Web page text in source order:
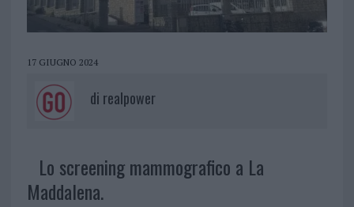
17 GIUGNO 2024
di realpower
Lo screening mammografico a La
Maddalena.